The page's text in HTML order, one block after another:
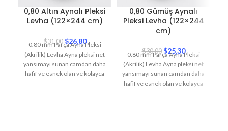
0,80 Altın Aynalı Pleksi
Levha (122×244 cm)
$31,00 $26,80
0.80 mm Parça Ayna Pleksi
(Akrilik) Levha Ayna pleksi net
yansımayı sunan camdan daha
hafif ve esnek olan ve kolayca
0,80 Gümüş Aynalı
Pleksi Levha (122×244
cm)
$30,00 $25,30
0.80 mm Parça Ayna Pleksi
(Akrilik) Levha Ayna pleksi net
yansımayı sunan camdan daha
hafif ve esnek olan ve kolayca